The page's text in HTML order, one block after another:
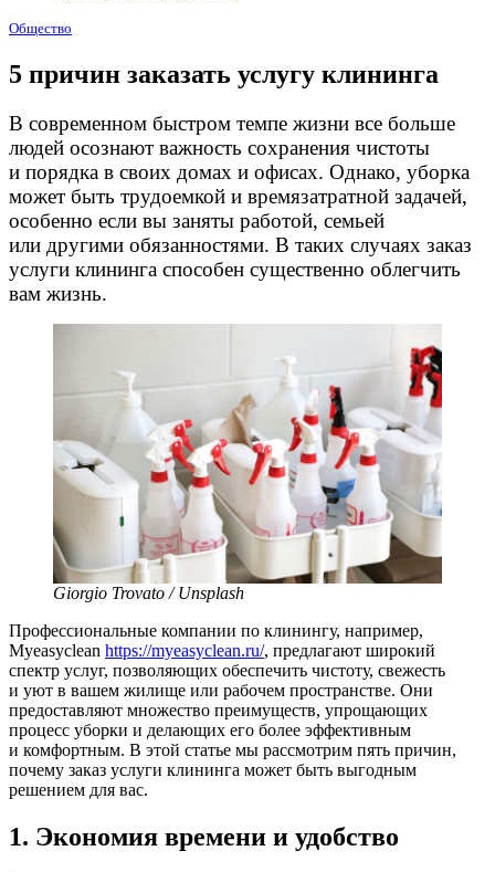
Общество
5 причин заказать услугу клининга
В современном быстром темпе жизни все больше
людей осознают важность сохранения чистоты
и порядка в своих домах и офисах. Однако, уборка
может быть трудоемкой и времязатратной задачей,
особенно если вы заняты работой, семьей
или другими обязанностями. В таких случаях заказ
услуги клининга способен существенно облегчить
вам жизнь.
Giorgio Trovato / Unsplash
Профессиональные компании по клинингу, например,
Myeasyclean https://myeasyclean.ru/, предлагают широкий
спектр услуг, позволяющих обеспечить чистоту, свежесть
и уют в вашем жилище или рабочем пространстве. Они
предоставляют множество преимуществ, упрощающих
процесс уборки и делающих его более эффективным
и комфортным. В этой статье мы рассмотрим пять причин,
почему заказ услуги клининга может быть выгодным
решением для вас.
1. Экономия времени и удобство